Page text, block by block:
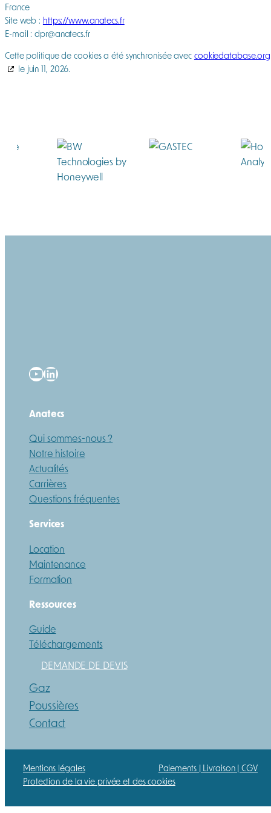
France
Site web : https://www.anatecs.fr
E-mail :dpr@anatecs.fr
Cette politique de cookies a été synchronisée avec cookiedatabase.org
le juin 11, 2026.
YouTube
LinkedIn
Anatecs
Qui sommes-nous ?
Notre histoire
Actualités
Carrières
Questions fréquentes
Services
Location
Maintenance
Formation
Ressources
Guide
Téléchargements
DEMANDE DE DEVIS
Gaz
Poussières
Contact
Mentions légales
Paiements | Livraison | CGV
Protection de la vie privée et des cookies